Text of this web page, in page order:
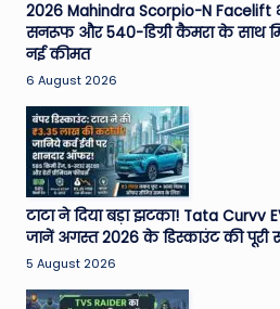
2026 Mahindra Scorpio-N Facelift
सनरूफ और 540-डिग्री कैमरा के साथ
नई कीमत
6 August 2026
टाटा ने दिया बड़ा झटका! Tata Curvv
जानें अगस्त 2026 के डिस्काउंट की पूरी
5 August 2026